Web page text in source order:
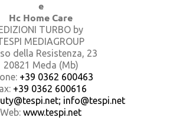
e
Hc Home Care
TURBO by
MEDIAGROUP
della Resistenza, 23
20821 Meda (Mb)
+39 0362 600463
+39 0362 600616
info@tespi.net
Web: www.tespi.net